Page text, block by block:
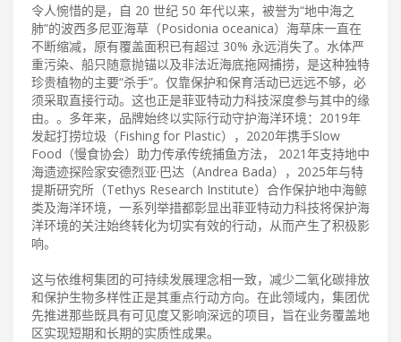
令人惋惜的是，自 20 世纪 50 年代以来，被誉为“地中海之
肺”的波西多尼亚海草（Posidonia oceanica）海草床一直在
不断缩减，原有覆盖面积已有超过 30% 永远消失了。水体严
重污染、船只随意抛锚以及非法近海底拖网捕捞，是这种独特
珍贵植物的主要“杀手”。仅靠保护和保育活动已远远不够，必
须采取直接行动。这也正是菲亚特动力科技深度参与其中的缘
由。。多年来，品牌始终以实际行动守护海洋环境：2019年
发起打捞垃圾（Fishing for Plastic），2020年携手Slow
Food（慢食协会）助力传承传统捕鱼方法， 2021年支持地中
海遗迹探险家安德烈亚·巴达（Andrea Bada），2025年与特
提斯研究所（Tethys Research Institute）合作保护地中海鲸
类及海洋环境，一系列举措都彰显出菲亚特动力科技将保护海
洋环境的关注始终转化为切实有效的行动，从而产生了积极影
响。
这与依维柯集团的可持续发展理念相一致，减少二氧化碳排放
和保护生物多样性正是其重点行动方向。在此领域内，集团优
先推进那些既具有可见度又影响深远的项目，旨在业务覆盖地
区实现短期和长期的实质性成果。